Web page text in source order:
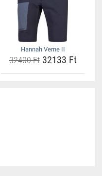
Hannah Verne II
32400 Ft32133 Ft